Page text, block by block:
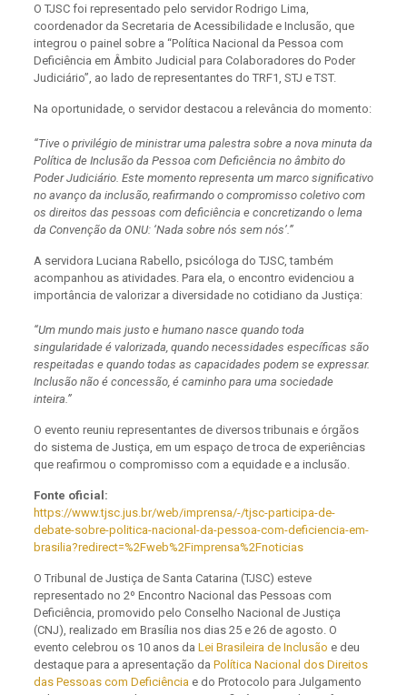
O TJSC foi representado pelo servidor Rodrigo Lima,
coordenador da Secretaria de Acessibilidade e Inclusão, que
integrou o painel sobre a “Política Nacional da Pessoa com
Deficiência em Âmbito Judicial para Colaboradores do Poder
Judiciário”, ao lado de representantes do TRF1, STJ e TST.
Na oportunidade, o servidor destacou a relevância do momento:
“Tive o privilégio de ministrar uma palestra sobre a nova minuta da
Política de Inclusão da Pessoa com Deficiência no âmbito do
Poder Judiciário. Este momento representa um marco significativo
no avanço da inclusão, reafirmando o compromisso coletivo com
os direitos das pessoas com deficiência e concretizando o lema
da Convenção da ONU: ‘Nada sobre nós sem nós’.”
A servidora Luciana Rabello, psicóloga do TJSC, também
acompanhou as atividades. Para ela, o encontro evidenciou a
importância de valorizar a diversidade no cotidiano da Justiça:
“Um mundo mais justo e humano nasce quando toda
singularidade é valorizada, quando necessidades específicas são
respeitadas e quando todas as capacidades podem se expressar.
Inclusão não é concessão, é caminho para uma sociedade
inteira.”
O evento reuniu representantes de diversos tribunais e órgãos
do sistema de Justiça, em um espaço de troca de experiências
que reafirmou o compromisso com a equidade e a inclusão.
Fonte oficial:
https://www.tjsc.jus.br/web/imprensa/-/tjsc-participa-de-
debate-sobre-politica-nacional-da-pessoa-com-deficiencia-em-
brasilia?redirect=%2Fweb%2Fimprensa%2Fnoticias
O Tribunal de Justiça de Santa Catarina (TJSC) esteve
representado no 2º Encontro Nacional das Pessoas com
Deficiência, promovido pelo Conselho Nacional de Justiça
(CNJ), realizado em Brasília nos dias 25 e 26 de agosto. O
evento celebrou os 10 anos da Lei Brasileira de Inclusão e deu
destaque para a apresentação da Política Nacional dos Direitos
das Pessoas com Deficiência e do Protocolo para Julgamento